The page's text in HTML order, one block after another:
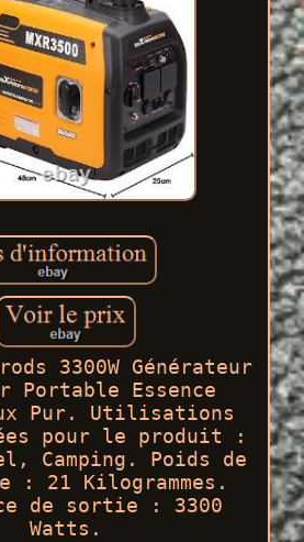
3300W Générateur
Portable Essence
Pur. Utilisations
pour le produit :
Camping. Poids de
21 Kilogrammes.
de sortie : 3300
Watts.